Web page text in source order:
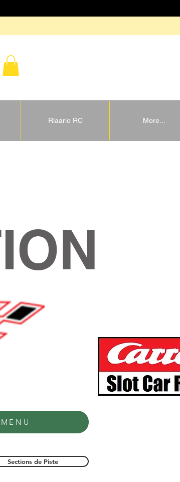
Rlaarlo RC More...
MENU
Sections de Piste